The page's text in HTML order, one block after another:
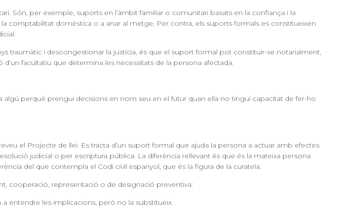
Són, per exemple, suports en l’àmbit familiar o comunitari basats en la confiança i la
comptabilitat domèstica o a anar al metge. Per contra, els suports formals es constitueixen
traumàtic i descongestionar la justícia, és que el suport formal pot constituir-se notarialment,
facultatiu que determina les necessitats de la persona afectada.
perquè prengui decisions en nom seu en el futur quan ella no tingui capacitat de fer-ho
el Projecte de llei. Es tracta d’un suport formal que ajuda la persona a actuar amb efectes
judicial o per escriptura pública. La diferència rellevant és que és la mateixa persona
del que contempla el Codi civil espanyol, que és la figura de la curatela.
cooperació, representació o de designació preventiva:
a entendre les implicacions, però no la substitueix.